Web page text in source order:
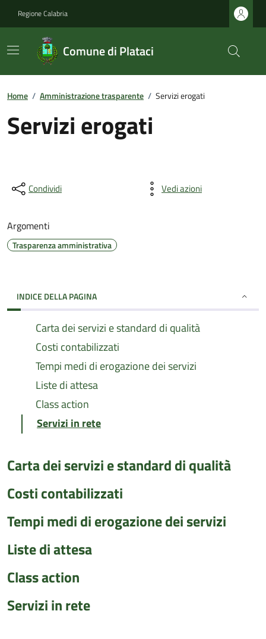
Regione Calabria
Comune di Plataci
Home / Amministrazione trasparente / Servizi erogati
Servizi erogati
Condividi Vedi azioni
Argomenti
Trasparenza amministrativa
INDICE DELLA PAGINA
Carta dei servizi e standard di qualità
Costi contabilizzati
Tempi medi di erogazione dei servizi
Liste di attesa
Class action
Servizi in rete
Carta dei servizi e standard di qualità
Costi contabilizzati
Tempi medi di erogazione dei servizi
Liste di attesa
Class action
Servizi in rete